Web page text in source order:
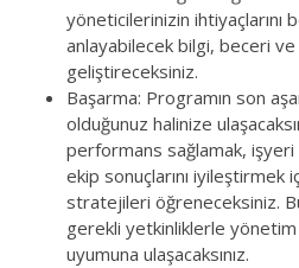
yöneticilerinizin ihtiyaçlarını
anlayabilecek bilgi, beceri
geliştireceksiniz.
Başarma: Programın son
olduğunuz halinize
performans sağlamak,
ekip sonuçlarını iyileştirmek
stratejileri öğreneceksiniz.
gerekli yetkinliklerle
uyumuna ulaşacaksınız.